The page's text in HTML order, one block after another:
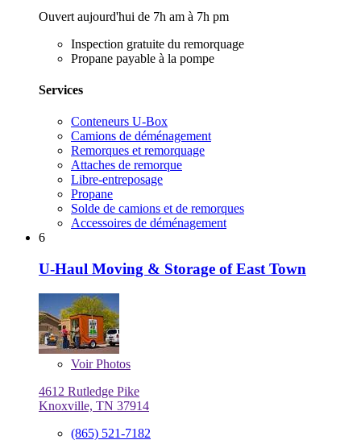
Ouvert aujourd'hui de 7h am à 7h pm
Inspection gratuite du remorquage
Propane payable à la pompe
Services
Conteneurs U-Box
Camions de déménagement
Remorques et remorquage
Attaches de remorque
Libre-entreposage
Propane
Solde de camions et de remorques
Accessoires de déménagement
6
U-Haul Moving & Storage of East Town
VoirPhotos
4612 Rutledge Pike
Knoxville, TN 37914
(865) 521-7182